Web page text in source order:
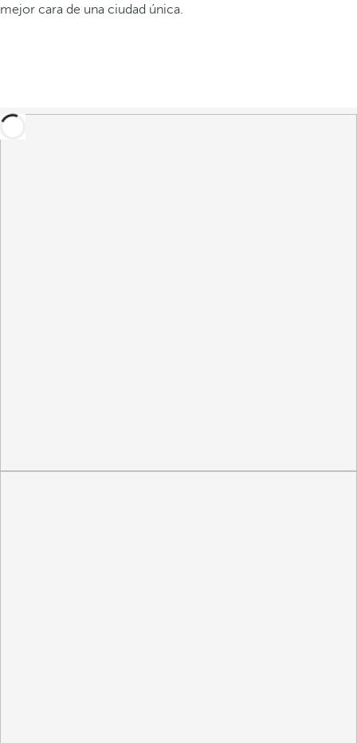
mejor cara de una ciudad única.